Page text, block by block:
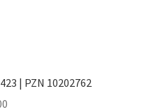
| PZN 10202762